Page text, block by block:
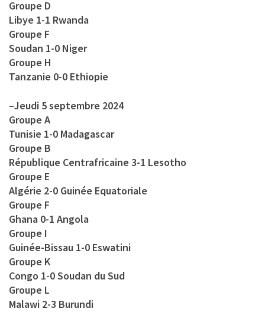
Groupe D
Libye 1-1 Rwanda
Groupe F
Soudan 1-0 Niger
Groupe H
Tanzanie 0-0 Ethiopie
–Jeudi 5 septembre 2024
Groupe A
Tunisie 1-0 Madagascar
Groupe B
République Centrafricaine 3-1 Lesotho
Groupe E
Algérie 2-0 Guinée Equatoriale
Groupe F
Ghana 0-1 Angola
Groupe I
Guinée-Bissau 1-0 Eswatini
Groupe K
Congo 1-0 Soudan du Sud
Groupe L
Malawi 2-3 Burundi